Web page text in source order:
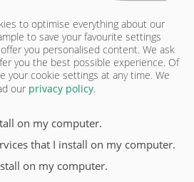
to optimise everything about our
to save your favourite settings
you personalised content. We ask
you the best possible experience. Of
your cookie settings at any time. We
our privacy policy.
on my computer.
that I install on my computer.
on my computer.